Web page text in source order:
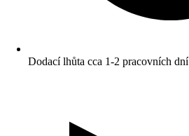
Dodací lhůta cca 1-2 pracovních dní